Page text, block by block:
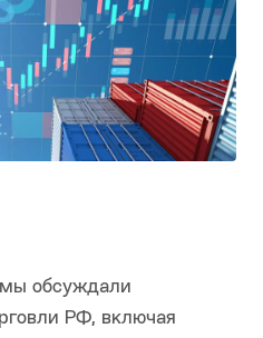
обсуждали
РФ, включая